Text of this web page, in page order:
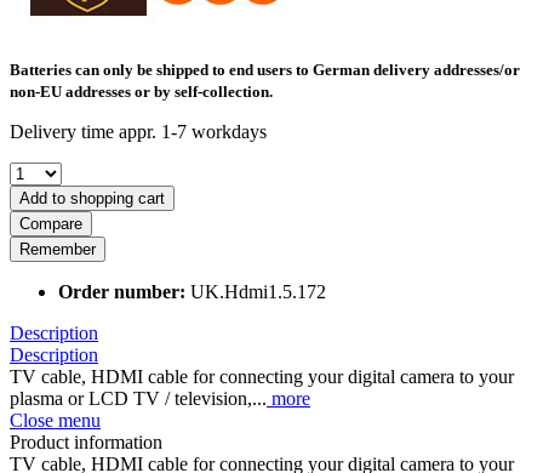
Batteries can only be shipped to end users to German delivery addresses/or
non-EU addresses or by self-collection.
Delivery time appr. 1-7 workdays
Add to shopping cart
Compare
Remember
Order number: UK.Hdmi1.5.172
Description
Description
TV cable, HDMI cable for connecting your digital camera to your
plasma or LCD TV / television,... more
Close menu
Product information
TV cable, HDMI cable for connecting your digital camera to your